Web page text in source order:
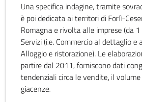
Una specifica indagine, tramite
è poi dedicata ai territori di Forlì-
Romagna e rivolta alle imprese (da
Servizi (i.e. Commercio al dettaglio e
Alloggio e ristorazione). Le
partire dal 2011, forniscono dati
tendenziali circa le vendite, il volume
giacenze.